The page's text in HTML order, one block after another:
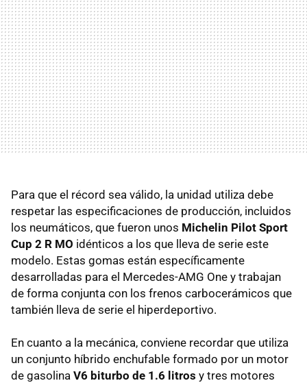
Para que el récord sea válido, la unidad utiliza debe
respetar las especificaciones de producción, incluidos
los neumáticos, que fueron unos Michelin Pilot Sport
Cup 2 R MO idénticos a los que lleva de serie este
modelo. Estas gomas están específicamente
desarrolladas para el Mercedes-AMG One y trabajan
de forma conjunta con los frenos carbocerámicos que
también lleva de serie el hiperdeportivo.
En cuanto a la mecánica, conviene recordar que utiliza
un conjunto híbrido enchufable formado por un motor
de gasolina V6 biturbo de 1.6 litros y tres motores